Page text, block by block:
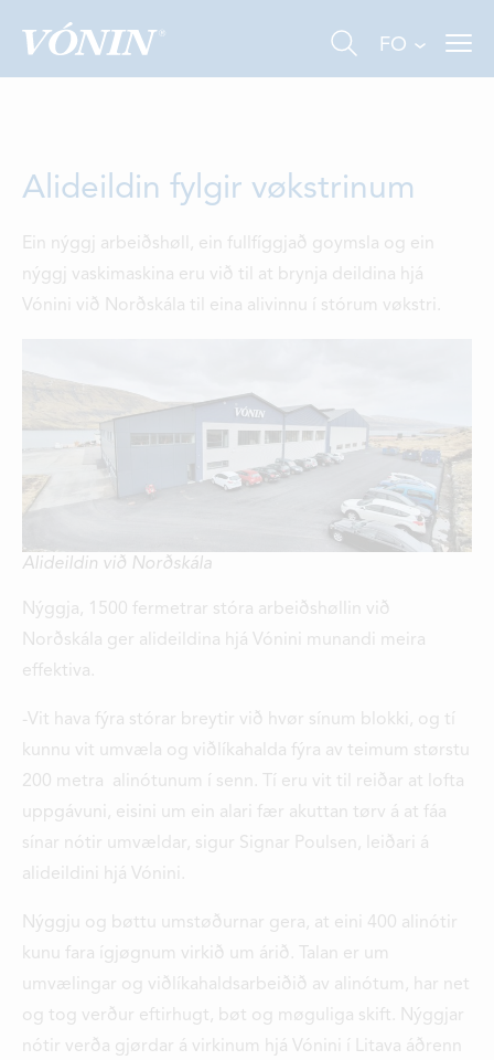
FISKIVINNA
UM OKKUM
SAMBAND
STØRV
FO
Alideildin fylgir vøkstrinum
Ein nýggj arbeiðshøll, ein fullfíggjað goymsla og ein
nýggj vaskimaskina eru við til at brynja deildina hjá
Vónini við Norðskála til eina alivinnu í stórum vøkstri.
Alideildin við Norðskála
Nýggja, 1500 fermetrar stóra arbeiðshøllin við
Norðskála ger alideildina hjá Vónini munandi meira
effektiva.
-Vit hava fýra stórar breytir við hvør sínum blokki, og tí
kunnu vit umvæla og viðlíkahalda fýra av teimum størstu
200 metra alinótunum í senn. Tí eru vit til reiðar at lofta
uppgávuni, eisini um ein alari fær akuttan tørv á at fáa
sínar nótir umvældar, sigur Signar Poulsen, leiðari á
alideildini hjá Vónini.
Nýggju og bøttu umstøðurnar gera, at eini 400 alinótir
kunu fara ígjøgnum virkið um árið. Talan er um
umvælingar og viðlíkahaldsarbeiðið av alinótum, har net
og tog verður eftirhugt, bøt og møguliga skift. Nýggjar
nótir verða gjørdar á virkinum hjá Vónini í Litava áðrenn